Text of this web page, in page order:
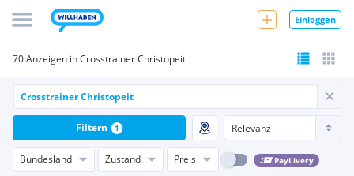
Einloggen
70 Anzeigen in Crosstrainer Christopeit
Bundesland Zustand Preis PayLivery
Filtern 1